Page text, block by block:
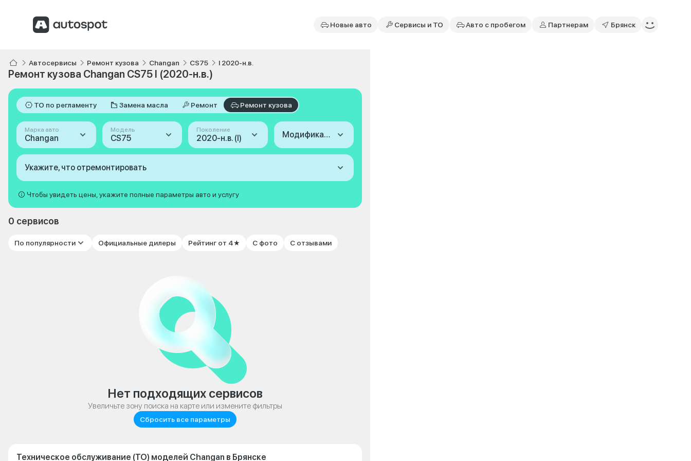
Новые авто Сервисы и ТО Авто с пробегом Партнерам Брянск
Автосервисы Ремонт кузова Changan CS75 I 2020-н.в.
Ремонт кузова Changan CS75 I (2020-н.в.)
ТО по регламенту Замена масла Ремонт Ремонт кузова
Марка авто
Changan
Модель
CS75
Поколение
2020-н.в. (I) Модификация
Укажите, что отремонтировать
Чтобы увидеть цены, укажите полные параметры авто и услугу
0 сервисов
По популярности Официальные дилеры Рейтинг от 4★ С фото С отзывами
Нет подходящих сервисов
Увеличьте зону поиска на карте или измените фильтры
Сбросить все параметры
Техническое обслуживание (ТО) моделей Changan в Брянске